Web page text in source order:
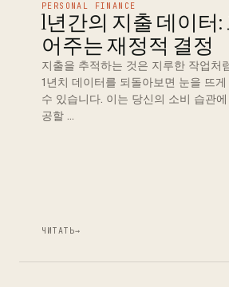
PERSONAL FINANCE
1년간의 지출 데이터:
어주는 재정적 결정
지출을 추적하는 것은 지루한 작업처
1년치 데이터를 되돌아보면 눈을 뜨
수 있습니다. 이는 당신의 소비 습관
공할 …
ЧИТАТЬ→